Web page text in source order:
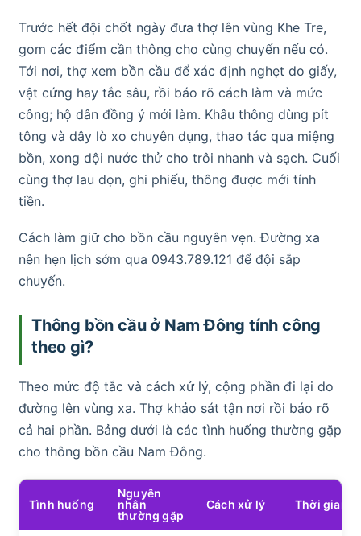
Trước hết đội chốt ngày đưa thợ lên vùng Khe Tre,
gom các điểm cần thông cho cùng chuyến nếu có.
Tới nơi, thợ xem bồn cầu để xác định nghẹt do giấy,
vật cứng hay tắc sâu, rồi báo rõ cách làm và mức
công; hộ dân đồng ý mới làm. Khâu thông dùng pít
tông và dây lò xo chuyên dụng, thao tác qua miệng
bồn, xong dội nước thử cho trôi nhanh và sạch. Cuối
cùng thợ lau dọn, ghi phiếu, thông được mới tính
tiền.
Cách làm giữ cho bồn cầu nguyên vẹn. Đường xa
nên hẹn lịch sớm qua 0943.789.121 để đội sắp
chuyến.
Thông bồn cầu ở Nam Đông tính công
theo gì?
Theo mức độ tắc và cách xử lý, cộng phần đi lại do
đường lên vùng xa. Thợ khảo sát tận nơi rồi báo rõ
cả hai phần. Bảng dưới là các tình huống thường gặp
cho thông bồn cầu Nam Đông.
Tình huống
Nguyên
nhân
thường gặp
Cách xử lý Thời gian